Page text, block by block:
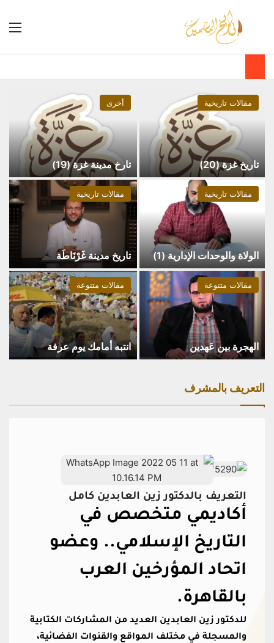
مقالات تاريخية
تاريخ غزة (20)
أخرى
تارخ مدينة غزة (19)
مقالات تاريخية
الولاة والوحدات الإدارية (1)
مقالات تاريخية
تاريخ مدينة غَرْنَاطَة
مقالات متنوعة
الهجرة بين عَهدين
مقالات متنوعة
انتبه أمامك يوم عرفة
التعريف بالمشرف
التعريف بالدكتور زين العابدين كامل
أكاديمي متخصص في
التاريخ الإسلامي.. وعضو
اتحاد المؤرخين العرب
بالقاهرة.
للدكتور زين العابدين العديد من المشاركات الكتابية
والمسجلة في مختلف المواقع والقنوات الفضائية،